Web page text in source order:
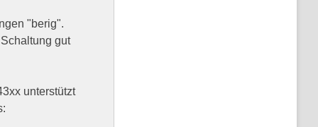
"berig".
gut
unterstützt